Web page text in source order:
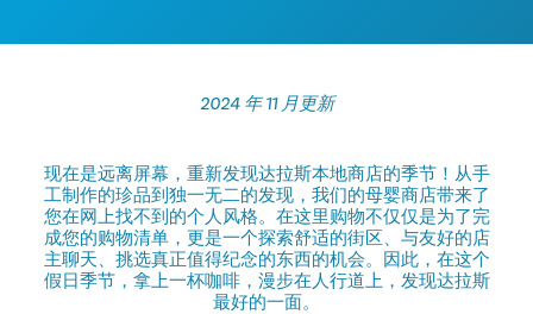
2024 年 11 月更新
现在是远离屏幕，重新发现达拉斯本地商店的季节！从手
工制作的珍品到独一无二的发现，我们的母婴商店带来了
您在网上找不到的个人风格。在这里购物不仅仅是为了完
成您的购物清单，更是一个探索舒适的街区、与友好的店
主聊天、挑选真正值得纪念的东西的机会。因此，在这个
假日季节，拿上一杯咖啡，漫步在人行道上，发现达拉斯
最好的一面。